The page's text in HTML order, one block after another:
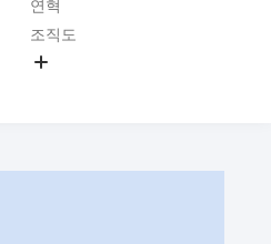
연혁
조직도
ETRI CI